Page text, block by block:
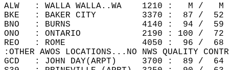
ALW   : WALLA WALLA..WA    1210 :
BKE   : BAKER CITY         3370 :  87
BNO   : BURNS              4140 :  94 /
ONO   : ONTARIO            2190 : 100
REO   : ROME               4050 :  96 /
:OTHER AWOS LOCATIONS...NO NWS QUALITY
GCD   : JOHN DAY(ARPT)     3700 :  89